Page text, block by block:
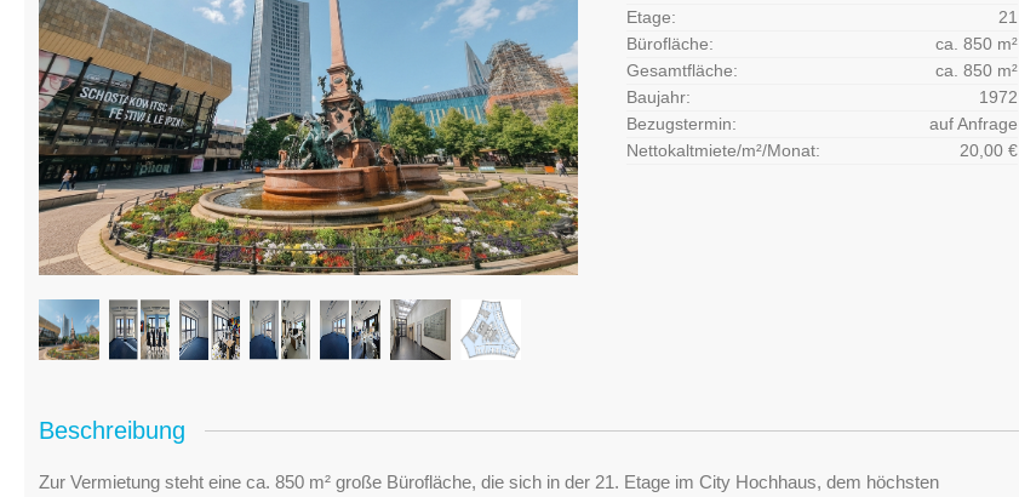
Etage:
21
Bürofläche:
ca. 850 m²
Gesamtfläche:
ca. 850 m²
Baujahr:
1972
Bezugstermin:
auf Anfrage
Nettokaltmiete/m²/Monat:
20,00 €
Beschreibung
Zur Vermietung steht eine ca. 850 m² große Bürofläche, die sich in der 21. Etage im City Hochhaus, dem höchsten